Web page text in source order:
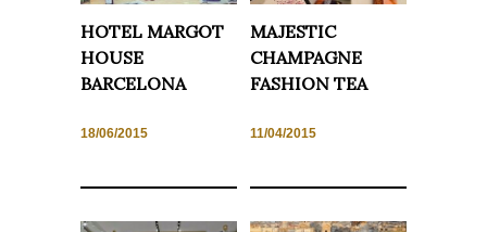
HOTEL MARGOT
HOUSE
BARCELONA
18/06/2015
MAJESTIC
CHAMPAGNE
FASHION TEA
11/04/2015